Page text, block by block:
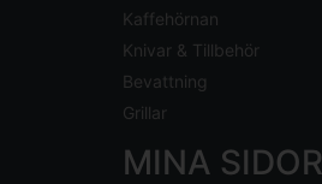
Kaffehörnan
Knivar & Tillbehör
Bevattning
Grillar
MINA SIDOR